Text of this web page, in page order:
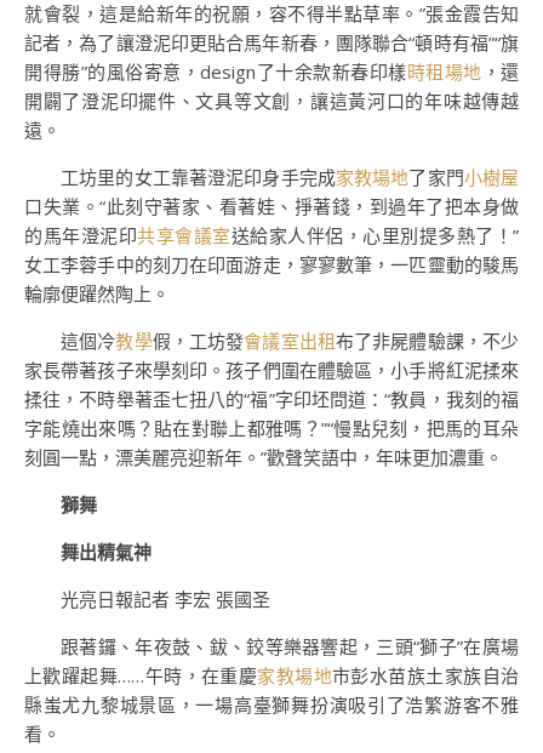
就會裂，這是給新年的祝願，容不得半點草率。”張金霞告知
記者，為了讓澄泥印更貼合馬年新春，團隊聯合“頓時有福”“旗
開得勝”的風俗寄意，design了十余款新春印樣時租場地 ，還
開闢了澄泥印擺件、文具等文創，讓這黃河口的年味越傳越
遠。
工坊里的女工靠著澄泥印身手完成家教場地了家門小樹屋
口失業。“此刻守著家、看著娃、掙著錢，到過年了把本身做
的馬年澄泥印共享會議室送給家人伴侶，心里別提多熱了！”
女工李蓉手中的刻刀在印面游走，寥寥數筆，一匹靈動的駿馬
輪廓便躍然陶上。
這個冷教學假，工坊發會議室出租布了非屍體驗課，不少
家長帶著孩子來學刻印。孩子們圍在體驗區，小手將紅泥揉來
揉往，不時舉著歪七扭八的“福”字印坯問道：“教員，我刻的福
字能燒出來嗎？貼在對聯上都雅嗎？”“慢點兒刻，把馬的耳朵
刻圓一點，漂美麗亮迎新年。”歡聲笑語中，年味更加濃重。
獅舞
舞出精氣神
光亮日報記者 李宏 張國圣
跟著鑼、年夜鼓、鈸、鉸等樂器響起，三頭“獅子”在廣場
上歡躍起舞……午時，在重慶家教場地市彭水苗族土家族自治
縣蚩尤九黎城景區，一場高臺獅舞扮演吸引了浩繁游客不雅
看。